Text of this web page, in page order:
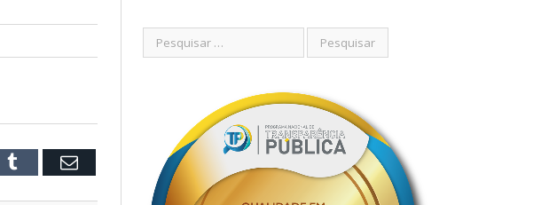
Tumblr Email